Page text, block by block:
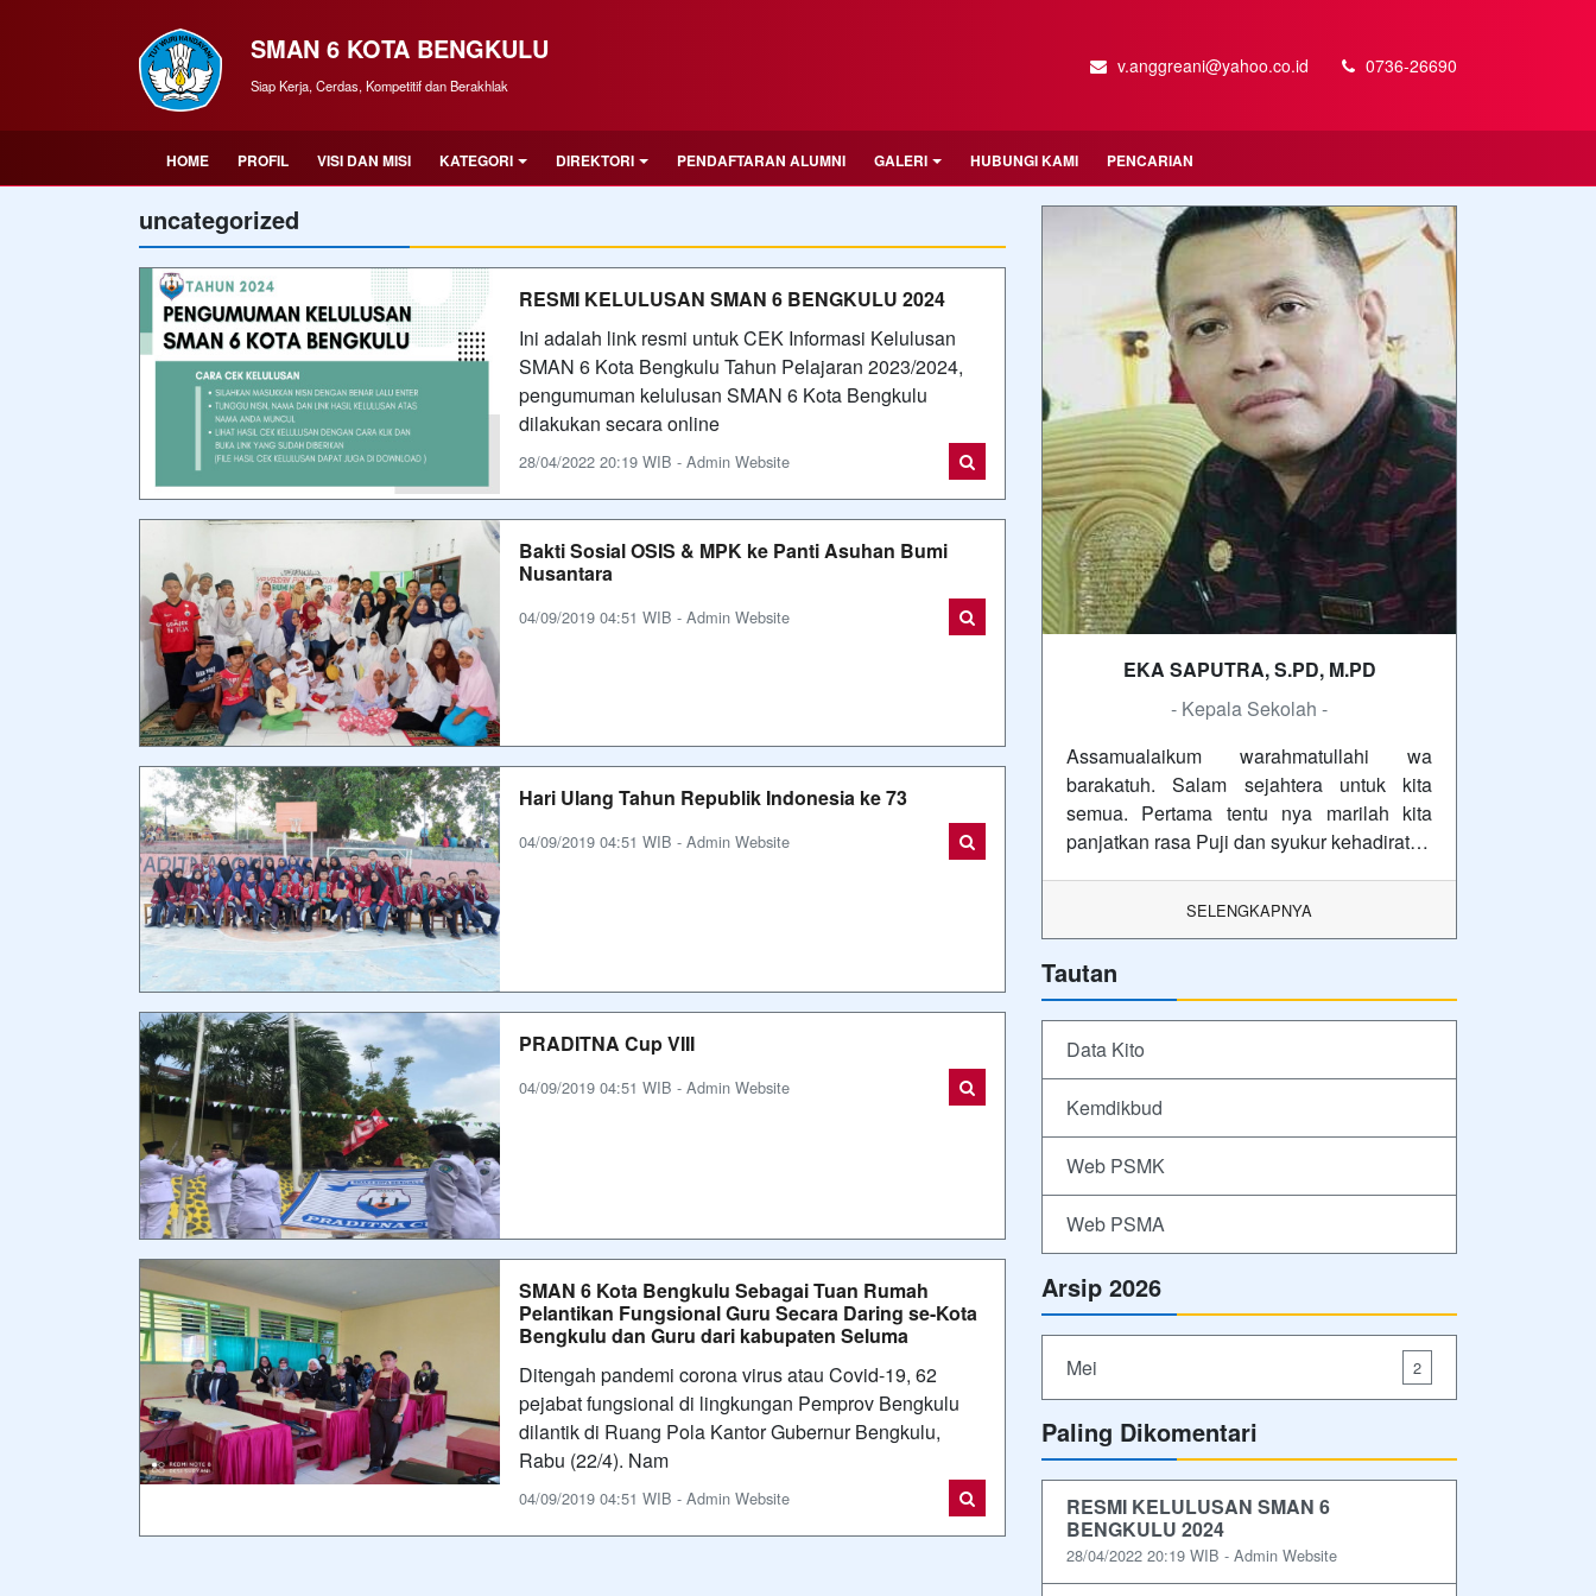
SMAN 6 KOTA BENGKULU
Siap Kerja, Cerdas, Kompetitif dan Berakhlak
v.anggreani@yahoo.co.id 0736-26690
HOME PROFIL VISI DAN MISI KATEGORI DIREKTORI PENDAFTARAN ALUMNI GALERI HUBUNGI KAMI PENCARIAN
uncategorized
RESMI KELULUSAN SMAN 6 BENGKULU 2024
Ini adalah link resmi untuk CEK Informasi Kelulusan
SMAN 6 Kota Bengkulu Tahun Pelajaran 2023/2024,
pengumuman kelulusan SMAN 6 Kota Bengkulu
dilakukan secara online
28/04/2022 20:19 WIB - Admin Website
Bakti Sosial OSIS & MPK ke Panti Asuhan Bumi
Nusantara
04/09/2019 04:51 WIB - Admin Website
Hari Ulang Tahun Republik Indonesia ke 73
04/09/2019 04:51 WIB - Admin Website
PRADITNA Cup VIII
04/09/2019 04:51 WIB - Admin Website
SMAN 6 Kota Bengkulu Sebagai Tuan Rumah
Pelantikan Fungsional Guru Secara Daring se-Kota
Bengkulu dan Guru dari kabupaten Seluma
Ditengah pandemi corona virus atau Covid-19, 62
pejabat fungsional di lingkungan Pemprov Bengkulu
dilantik di Ruang Pola Kantor Gubernur Bengkulu,
Rabu (22/4). Nam
04/09/2019 04:51 WIB - Admin Website
EKA SAPUTRA, S.PD, M.PD
- Kepala Sekolah -
Assamualaikum warahmatullahi wa
barakatuh. Salam sejahtera untuk kita
semua. Pertama tentu nya marilah kita
panjatkan rasa Puji dan syukur kehadirat…
SELENGKAPNYA
Tautan
Data Kito
Kemdikbud
Web PSMK
Web PSMA
Arsip 2026
Mei 2
Paling Dikomentari
RESMI KELULUSAN SMAN 6
BENGKULU 2024
28/04/2022 20:19 WIB - Admin Website